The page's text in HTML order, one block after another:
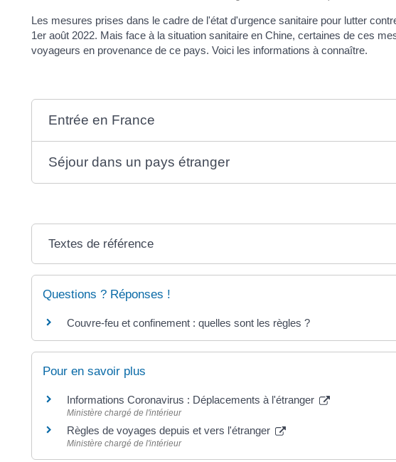
Les mesures prises dans le cadre de l'état d'urgence sanitaire pour lutter
1er août 2022. Mais face à la situation sanitaire en Chine, certaines de ces
voyageurs en provenance de ce pays. Voici les informations à connaître.
Entrée en France
Séjour dans un pays étranger
Textes de référence
Questions ? Réponses !
Couvre-feu et confinement : quelles sont les règles ?
Pour en savoir plus
Informations Coronavirus : Déplacements à l'étranger
Ministère chargé de l'intérieur
Règles de voyages depuis et vers l'étranger
Ministère chargé de l'intérieur